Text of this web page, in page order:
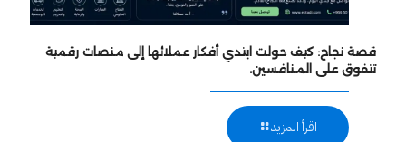
قصة نجاح: كيف حولت ابتدي أفكار عملائها إلى منصات رقمية
تتفوق على المنافسين.
اقرأ المزيد